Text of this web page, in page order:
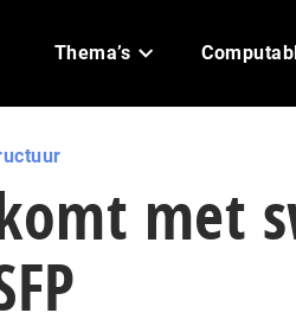
Thema’s
met